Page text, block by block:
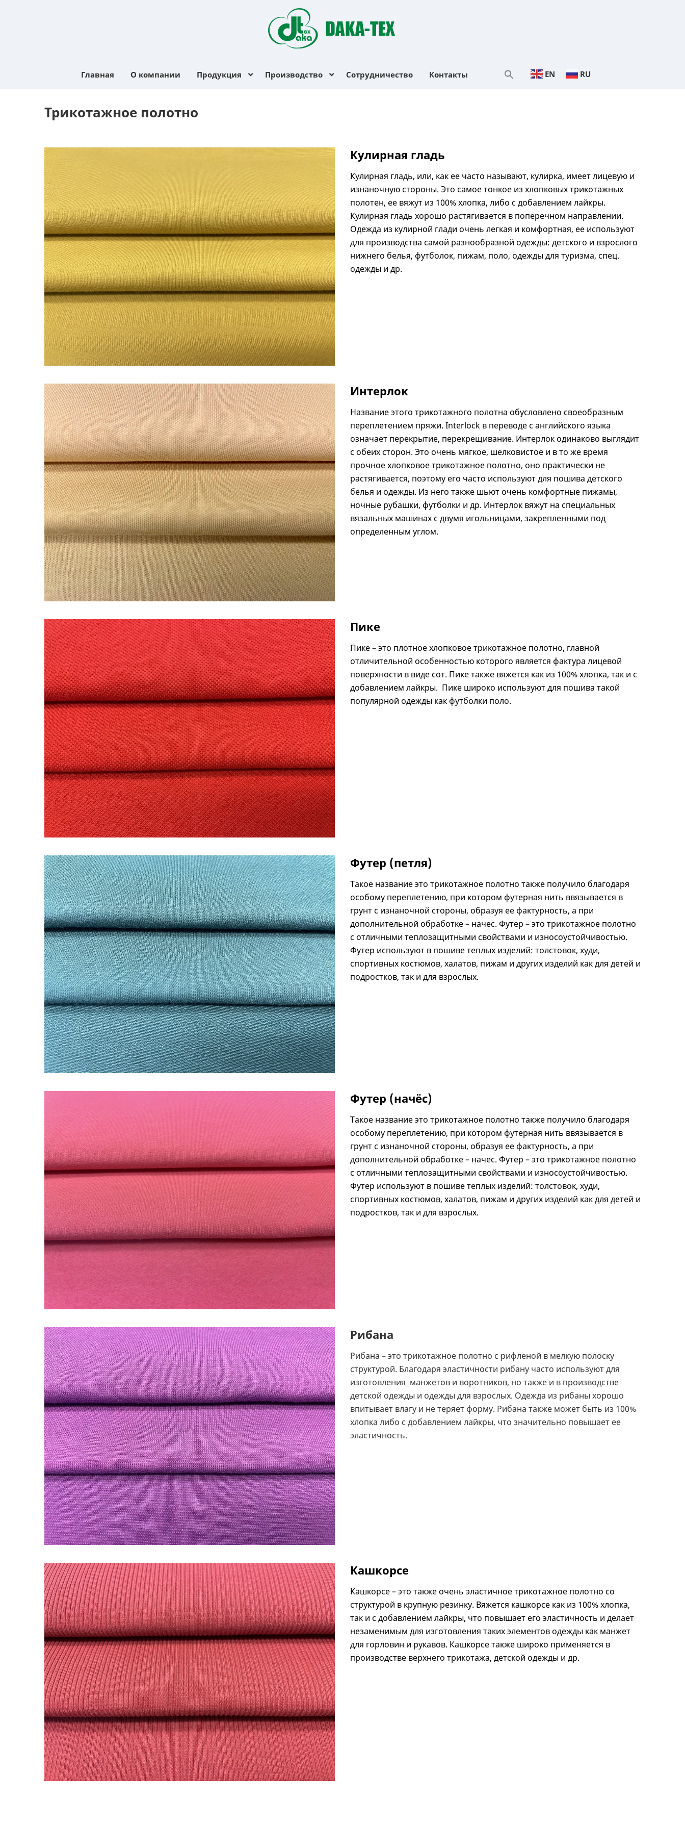
Главная О компании Продукция Производство Сотрудничество Контакты EN RU
Трикотажное полотно
Кулирная гладь
Кулирная гладь, или, как ее часто называют, кулирка, имеет лицевую и
изнаночную стороны. Это самое тонкое из хлопковых трикотажных
полотен, ее вяжут из 100% хлопка, либо с добавлением лайкры.
Кулирная гладь хорошо растягивается в поперечном направлении.
Одежда из кулирной глади очень легкая и комфортная, ее используют
для производства самой разнообразной одежды: детского и взрослого
нижнего белья, футболок, пижам, поло, одежды для туризма, спец.
одежды и др.
Интерлок
Название этого трикотажного полотна обусловлено своеобразным
переплетением пряжи. Interlock в переводе с английского языка
означает перекрытие, перекрещивание. Интерлок одинаково выглядит
с обеих сторон. Это очень мягкое, шелковистое и в то же время
прочное хлопковое трикотажное полотно, оно практически не
растягивается, поэтому его часто используют для пошива детского
белья и одежды. Из него также шьют очень комфортные пижамы,
ночные рубашки, футболки и др. Интерлок вяжут на специальных
вязальных машинах с двумя игольницами, закрепленными под
определенным углом.
Пике
Пике – это плотное хлопковое трикотажное полотно, главной
отличительной особенностью которого является фактура лицевой
поверхности в виде сот. Пике также вяжется как из 100% хлопка, так и с
добавлением лайкры. Пике широко используют для пошива такой
популярной одежды как футболки поло.
Футер (петля)
Такое название это трикотажное полотно также получило благодаря
особому переплетению, при котором футерная нить ввязывается в
грунт с изнаночной стороны, образуя ее фактурность, а при
дополнительной обработке – начес. Футер – это трикотажное полотно
с отличными теплозащитными свойствами и износоустойчивостью.
Футер используют в пошиве теплых изделий: толстовок, худи,
спортивных костюмов, халатов, пижам и других изделий как для детей и
подростков, так и для взрослых.
Футер (начёс)
Такое название это трикотажное полотно также получило благодаря
особому переплетению, при котором футерная нить ввязывается в
грунт с изнаночной стороны, образуя ее фактурность, а при
дополнительной обработке – начес. Футер – это трикотажное полотно
с отличными теплозащитными свойствами и износоустойчивостью.
Футер используют в пошиве теплых изделий: толстовок, худи,
спортивных костюмов, халатов, пижам и других изделий как для детей и
подростков, так и для взрослых.
Рибана
Рибана – это трикотажное полотно с рифленой в мелкую полоску
структурой. Благодаря эластичности рибану часто используют для
изготовления манжетов и воротников, но также и в производстве
детской одежды и одежды для взрослых. Одежда из рибаны хорошо
впитывает влагу и не теряет форму. Рибана также может быть из 100%
хлопка либо с добавлением лайкры, что значительно повышает ее
эластичность.
Кашкорсе
Кашкорсе – это также очень эластичное трикотажное полотно со
структурой в крупную резинку. Вяжется кашкорсе как из 100% хлопка,
так и с добавлением лайкры, что повышает его эластичность и делает
незаменимым для изготовления таких элементов одежды как манжет
для горловин и рукавов. Кашкорсе также широко применяется в
производстве верхнего трикотажа, детской одежды и др.